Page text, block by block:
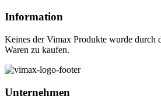
Information
Keines der Vimax Produkte wurde durch
Waren zu kaufen.
Unternehmen